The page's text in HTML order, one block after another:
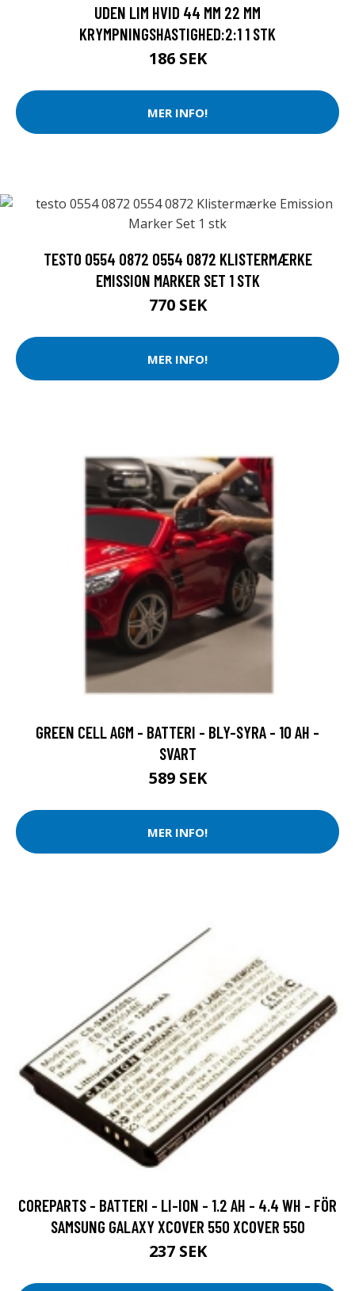
UDEN LIM HVID 44 MM 22 MM
KRYMPNINGSHASTIGHED:2:1 1 STK
186 SEK
MER INFO!
TESTO 0554 0872 0554 0872 KLISTERMÆRKE
EMISSION MARKER SET 1 STK
770 SEK
MER INFO!
GREEN CELL AGM - BATTERI - BLY-SYRA - 10 AH -
SVART
589 SEK
MER INFO!
COREPARTS - BATTERI - LI-ION - 1.2 AH - 4.4 WH - FÖR
SAMSUNG GALAXY XCOVER 550 XCOVER 550
237 SEK